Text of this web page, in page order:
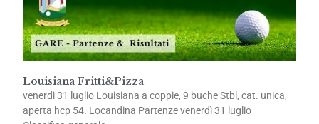
Louisiana Fritti&Pizza
venerdì 31 luglio Louisiana a coppie, 9 buche Stbl, cat. unica,
aperta hcp 54. Locandina Partenze venerdì 31 luglio